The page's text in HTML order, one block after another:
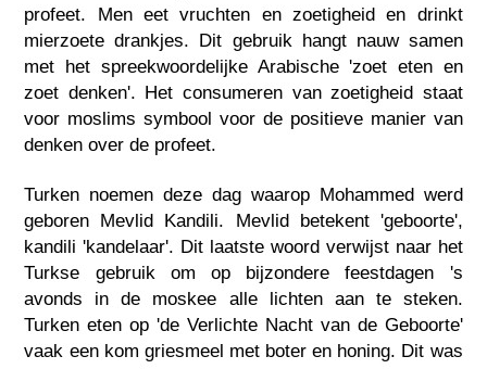
profeet. Men eet vruchten en zoetigheid en drinkt
mierzoete drankjes. Dit gebruik hangt nauw samen
met het spreekwoordelijke Arabische 'zoet eten en
zoet denken'. Het consumeren van zoetigheid staat
voor moslims symbool voor de positieve manier van
denken over de profeet.
Turken noemen deze dag waarop Mohammed werd
geboren Mevlid Kandili. Mevlid betekent 'geboorte',
kandili 'kandelaar'. Dit laatste woord verwijst naar het
Turkse gebruik om op bijzondere feestdagen 's
avonds in de moskee alle lichten aan te steken.
Turken eten op 'de Verlichte Nacht van de Geboorte'
vaak een kom griesmeel met boter en honing. Dit was